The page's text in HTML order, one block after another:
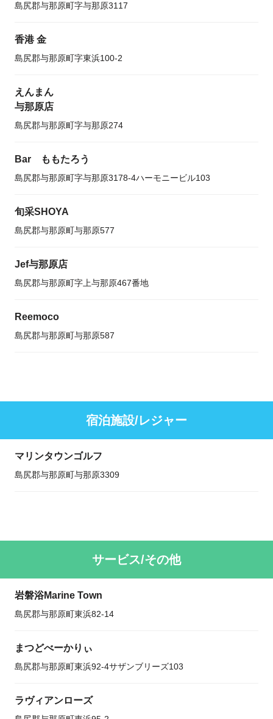
島尻郡与那原町字与那原3117
香港 金
島尻郡与那原町字東浜100-2
えんまん
与那原店
島尻郡与那原町字与那原274
Bar ももたろう
島尻郡与那原町字与那原3178-4ハーモニービル103
旬采SHOYA
島尻郡与那原町与那原577
Jef与那原店
島尻郡与那原町字上与那原467番地
Reemoco
島尻郡与那原町与那原587
宿泊施設/レジャー
マリンタウンゴルフ
島尻郡与那原町与那原3309
サービス/その他
岩磐浴Marine Town
島尻郡与那原町東浜82-14
まつどべーかりぃ
島尻郡与那原町東浜92-4サザンブリーズ103
ラヴィアンローズ